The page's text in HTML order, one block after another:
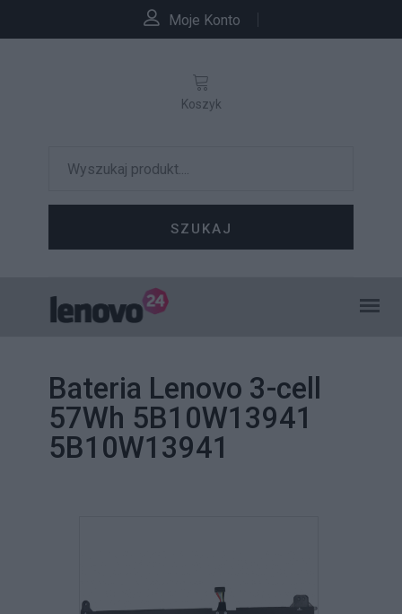
Moje Konto
SZUKAJ
Koszyk
Bateria Lenovo 3-cell
57Wh 5B10W13941
5B10W13941